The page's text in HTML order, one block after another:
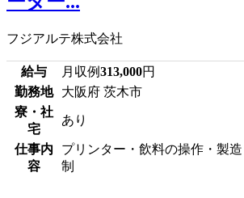
フジアルテ株式会社
給与 月収例313,000円
勤務地
大阪府 茨木市
寮・社
宅
あり
仕事内
容
プリンター・飲料の操作・製
制